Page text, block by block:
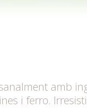
amb
i ferro.